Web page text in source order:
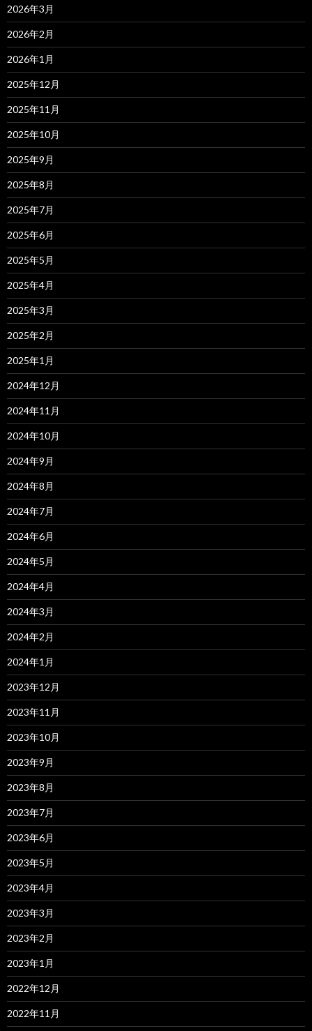
2026年3月
2026年2月
2026年1月
2025年12月
2025年11月
2025年10月
2025年9月
2025年8月
2025年7月
2025年6月
2025年5月
2025年4月
2025年3月
2025年2月
2025年1月
2024年12月
2024年11月
2024年10月
2024年9月
2024年8月
2024年7月
2024年6月
2024年5月
2024年4月
2024年3月
2024年2月
2024年1月
2023年12月
2023年11月
2023年10月
2023年9月
2023年8月
2023年7月
2023年6月
2023年5月
2023年4月
2023年3月
2023年2月
2023年1月
2022年12月
2022年11月